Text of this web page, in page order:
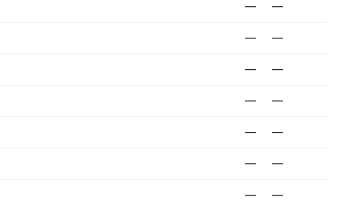
— —
— —
— —
— —
— —
— —
— —